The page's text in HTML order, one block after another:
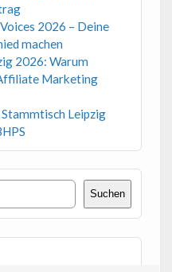
2026 – Deine
machen
2026: Warum
Marketing
Leipzig
Suchen